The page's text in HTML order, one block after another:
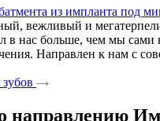
из импланта под
вежливый и
в нас больше, чем мы сами
Направлен к нам с
направлению